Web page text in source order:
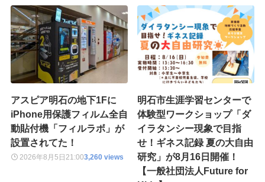
アスピア明石の地下1Fに
iPhone用保護フィルム全自
動貼付機「フィルラボ」が
設置されてた！
2026年8月5日 21:003,260 views
明石市生涯学習センターで
体験型ワークショップ「ダ
イラタンシー現象で目指
せ！ギネス記録 夏の大自由
研究」が8月16日開催！
【一般社団法人Future for